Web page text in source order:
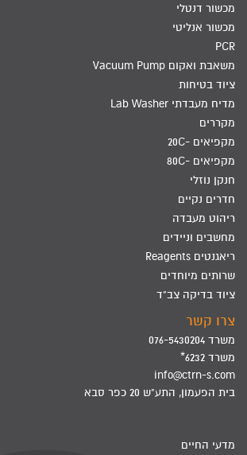
מכשור דנטלי
מכשור אנליטי
PCR
משאבת ואקום Vacuum Pump
ציוד בטיחות
מדיח מעבדתי Lab Washer
מקררים
מקפיאים -20C
מקפיאים -80C
חנקן נוזלי
חדרים נקיים
ריהוט מעבדה
מחשבים וניידים
ריאגנטים Reagents
שרותים מיוחדים
ציוד בדיקה צב"ד
צרו קשר
משרד 076-5430204
משרד 6232*
info@ctrn-s.com
בית הפעמון, התע"ש 20 כפר סבא
מדעי החיים